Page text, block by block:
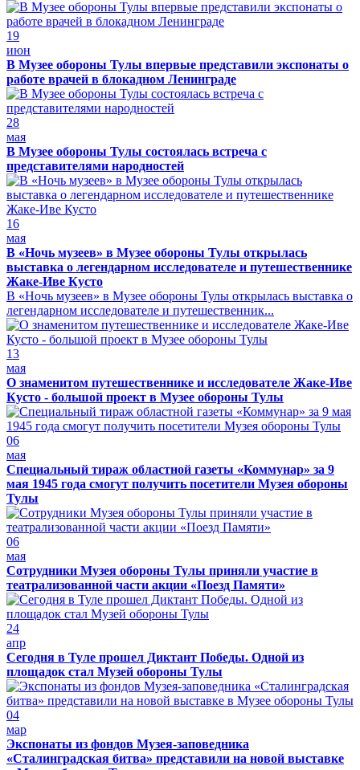
19
июн
В Музее обороны Тулы впервые представили экспонаты о
работе врачей в блокадном Ленинграде
28
мая
В Музее обороны Тулы состоялась встреча с
представителями народностей
16
мая
В «Ночь музеев» в Музее обороны Тулы открылась
выставка о легендарном исследователе и путешественнике
Жаке-Иве Кусто
В «Ночь музеев» в Музее обороны Тулы открылась выставка о
легендарном исследователе и путешественник...
13
мая
О знаменитом путешественнике и исследователе Жаке-Иве
Кусто - большой проект в Музее обороны Тулы
06
мая
Специальный тираж областной газеты «Коммунар» за 9
мая 1945 года смогут получить посетители Музея обороны
Тулы
06
мая
Сотрудники Музея обороны Тулы приняли участие в
театрализованной части акции «Поезд Памяти»
24
апр
Сегодня в Туле прошел Диктант Победы. Одной из
площадок стал Музей обороны Тулы
04
мар
Экспонаты из фондов Музея-заповедника
«Сталинградская битва» представили на новой выставке